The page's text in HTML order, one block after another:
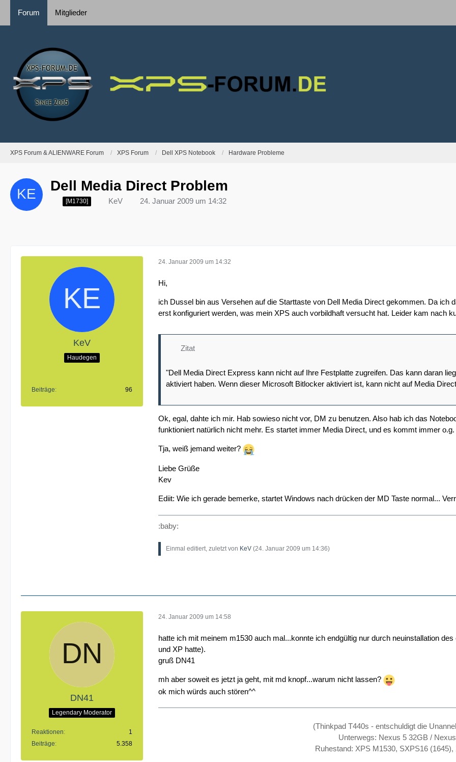
Forum Mitglieder
XPS Forum & ALIENWARE Forum XPS Forum Dell XPS Notebook Hardware Probleme
Dell Media Direct Problem
[M1730] KeV 24. Januar 2009 um 14:32
KeV
Haudegen
Beiträge 96
24. Januar 2009 um 14:32
Hi,
ich Dussel bin aus Versehen auf die Starttaste von Dell Media Direct gekommen. Da
erst konfiguriert werden, was mein XPS auch vorbildhaft versucht hat. Leider kam nach
Zitat
"Dell Media Direct Express kann nicht auf Ihre Festplatte zugreifen. Das kann daran
aktiviert haben. Wenn dieser Microsoft Bitlocker aktiviert ist, kann nicht auf Media
Ok, egal, dahte ich mir. Hab sowieso nicht vor, DM zu benutzen. Also hab ich das
funktioniert natürlich nicht mehr. Es startet immer Media Direct, und es kommt immer
Tja, weiß jemand weiter?
Liebe Grüße
Kev
Ediit: Wie ich gerade bemerke, startet Windows nach drücken der MD Taste normal...
:baby:
Einmal editiert, zuletzt von KeV (24. Januar 2009 um 14:36)
DN41
Legendary Moderator
Reaktionen
1
Beiträge
5.358
24. Januar 2009 um 14:58
hatte ich mit meinem m1530 auch mal...konnte ich endgültig nur durch neuinstallation
und XP hatte).
gruß DN41
mh aber soweit es jetzt ja geht, mit md knopf...warum nicht lassen?
ok mich würds auch stören^^
(Thinkpad T440s - entschuldigt die
Unterwegs: Nexus 5 32GB /
Ruhestand: XPS M1530, SXPS16